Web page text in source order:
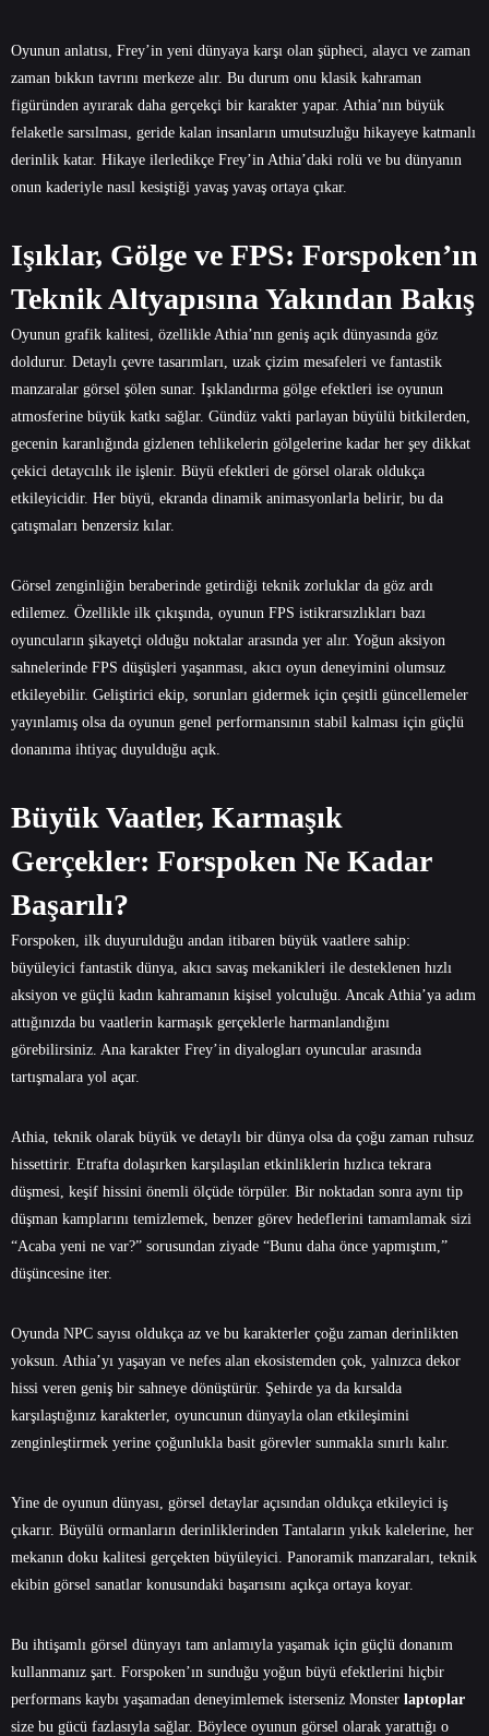
Oyunun anlatısı, Frey’in yeni dünyaya karşı olan şüpheci, alaycı ve zaman
zaman bıkkın tavrını merkeze alır. Bu durum onu klasik kahraman
figüründen ayırarak daha gerçekçi bir karakter yapar. Athia’nın büyük
felaketle sarsılması, geride kalan insanların umutsuzluğu hikayeye katmanlı
derinlik katar. Hikaye ilerledikçe Frey’in Athia’daki rolü ve bu dünyanın
onun kaderiyle nasıl kesiştiği yavaş yavaş ortaya çıkar.
Işıklar, Gölge ve FPS: Forspoken’ın
Teknik Altyapısına Yakından Bakış
Oyunun grafik kalitesi, özellikle Athia’nın geniş açık dünyasında göz
doldurur. Detaylı çevre tasarımları, uzak çizim mesafeleri ve fantastik
manzaralar görsel şölen sunar. Işıklandırma gölge efektleri ise oyunun
atmosferine büyük katkı sağlar. Gündüz vakti parlayan büyülü bitkilerden,
gecenin karanlığında gizlenen tehlikelerin gölgelerine kadar her şey dikkat
çekici detaycılık ile işlenir. Büyü efektleri de görsel olarak oldukça
etkileyicidir. Her büyü, ekranda dinamik animasyonlarla belirir, bu da
çatışmaları benzersiz kılar.
Görsel zenginliğin beraberinde getirdiği teknik zorluklar da göz ardı
edilemez. Özellikle ilk çıkışında, oyunun FPS istikrarsızlıkları bazı
oyuncuların şikayetçi olduğu noktalar arasında yer alır. Yoğun aksiyon
sahnelerinde FPS düşüşleri yaşanması, akıcı oyun deneyimini olumsuz
etkileyebilir. Geliştirici ekip, sorunları gidermek için çeşitli güncellemeler
yayınlamış olsa da oyunun genel performansının stabil kalması için güçlü
donanıma ihtiyaç duyulduğu açık.
Büyük Vaatler, Karmaşık
Gerçekler: Forspoken Ne Kadar
Başarılı?
Forspoken, ilk duyurulduğu andan itibaren büyük vaatlere sahip:
büyüleyici fantastik dünya, akıcı savaş mekanikleri ile desteklenen hızlı
aksiyon ve güçlü kadın kahramanın kişisel yolculuğu. Ancak Athia’ya adım
attığınızda bu vaatlerin karmaşık gerçeklerle harmanlandığını
görebilirsiniz. Ana karakter Frey’in diyalogları oyuncular arasında
tartışmalara yol açar.
Athia, teknik olarak büyük ve detaylı bir dünya olsa da çoğu zaman ruhsuz
hissettirir. Etrafta dolaşırken karşılaşılan etkinliklerin hızlıca tekrara
düşmesi, keşif hissini önemli ölçüde törpüler. Bir noktadan sonra aynı tip
düşman kamplarını temizlemek, benzer görev hedeflerini tamamlamak sizi
“Acaba yeni ne var?” sorusundan ziyade “Bunu daha önce yapmıştım,”
düşüncesine iter.
Oyunda NPC sayısı oldukça az ve bu karakterler çoğu zaman derinlikten
yoksun. Athia’yı yaşayan ve nefes alan ekosistemden çok, yalnızca dekor
hissi veren geniş bir sahneye dönüştürür. Şehirde ya da kırsalda
karşılaştığınız karakterler, oyuncunun dünyayla olan etkileşimini
zenginleştirmek yerine çoğunlukla basit görevler sunmakla sınırlı kalır.
Yine de oyunun dünyası, görsel detaylar açısından oldukça etkileyici iş
çıkarır. Büyülü ormanların derinliklerinden Tantaların yıkık kalelerine, her
mekanın doku kalitesi gerçekten büyüleyici. Panoramik manzaraları, teknik
ekibin görsel sanatlar konusundaki başarısını açıkça ortaya koyar.
Bu ihtişamlı görsel dünyayı tam anlamıyla yaşamak için güçlü donanım
kullanmanız şart. Forspoken’ın sunduğu yoğun büyü efektlerini hiçbir
performans kaybı yaşamadan deneyimlemek isterseniz Monster laptoplar
size bu gücü fazlasıyla sağlar. Böylece oyunun görsel olarak yarattığı o